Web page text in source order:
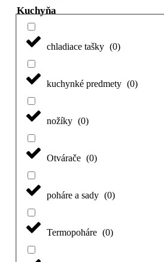
Kuchyňa
chladiace tašky (0)
kuchynké predmety (0)
nožíky (0)
Otvárače (0)
poháre a sady (0)
Termopoháre (0)